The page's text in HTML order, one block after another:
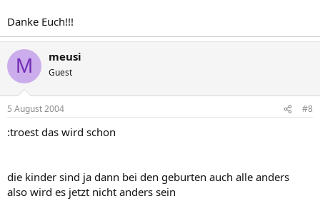
Danke Euch!!!
M meusi
Guest
5 August 2004 #8
:troest das wird schon
die kinder sind ja dann bei den geburten auch alle anders
also wird es jetzt nicht anders sein